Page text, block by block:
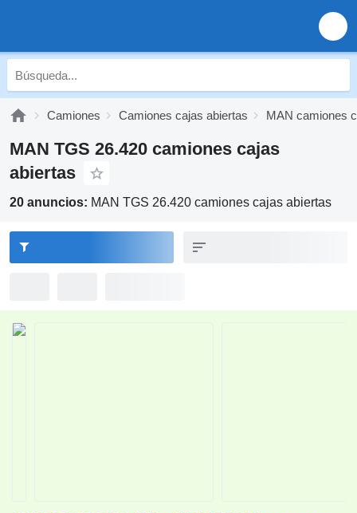
Camiones Camiones cajas abiertas MAN camiones
MAN TGS 26.420 camiones cajas
abiertas
20 anuncios: MAN TGS 26.420 camiones cajas abiertas